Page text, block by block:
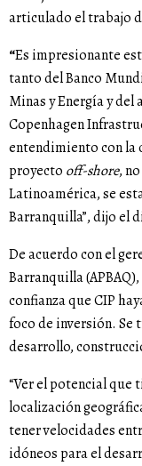
articulado el trabajo
“Es impresionante
tanto del Banco
Minas y Energía y
Copenhagen
entendimiento con la
proyecto off-shore,
Latinoamérica, se
Barranquilla”, dijo el
De acuerdo con el
Barranquilla
confianza que CIP
foco de inversión. Se
desarrollo,
“Ver el potencial que
localización
tener velocidades
idóneos para el